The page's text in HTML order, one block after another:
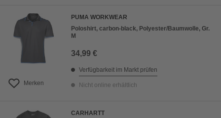
Merken
PUMA WORKWEAR
Poloshirt, carbon-black, Polyester/Baumwolle, Gr.
M
34,99 €
Verfügbarkeit im Markt prüfen
Nicht online erhältlich
CARHARTT